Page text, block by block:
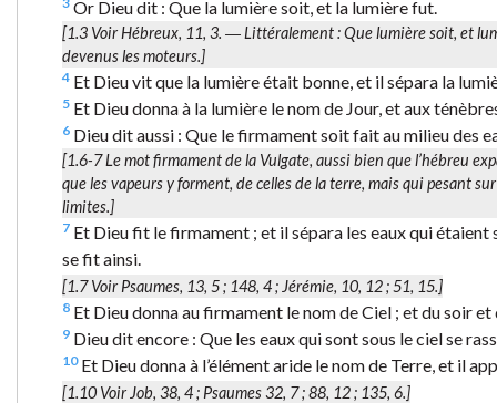
Or Dieu dit : Que la lumière soit, et la lumière fut.
[1.3 Voir Hébreux, 11, 3. ― Littéralement :Que lumière soit, et
devenus les moteurs.]
4 Et Dieu vit que la lumière était bonne, et il sépara la
5 Et Dieu donna à la lumière le nom de Jour, et aux
6 Dieu dit aussi : Que le firmament soit fait au milieu des
[1.6-7 Le motfirmamentde la Vulgate, aussi bien que l’hébreu
que les vapeurs y forment, de celles de la terre, mais qui pesant
limites.]
7 Et Dieu fit le firmament ; et il sépara les eaux qui
se fit ainsi.
[1.7 Voir Psaumes, 13, 5 ; 148, 4 ; Jérémie, 10, 12 ; 51, 15.]
8 Et Dieu donna au firmament le nom de Ciel ; et du soir
9 Dieu dit encore : Que les eaux qui sont sous le ciel se
10Et Dieu donna à l’élément aride le nom de Terre, et il
[1.10 Voir Job, 38, 4 ; Psaumes 32, 7 ; 88, 12 ; 135, 6.]